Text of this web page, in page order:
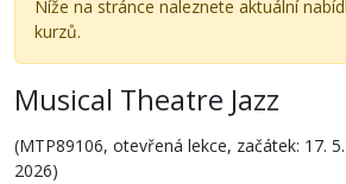
Níže na stránce naleznete aktuální
kurzů.
Musical Theatre Jazz
(MTP89106, otevřená lekce, začátek: 17.
2026)